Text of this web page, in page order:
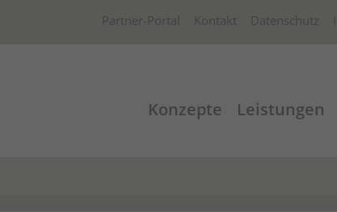
Konzepte Leistungen
Partner-Portal Kontakt Datenschutz